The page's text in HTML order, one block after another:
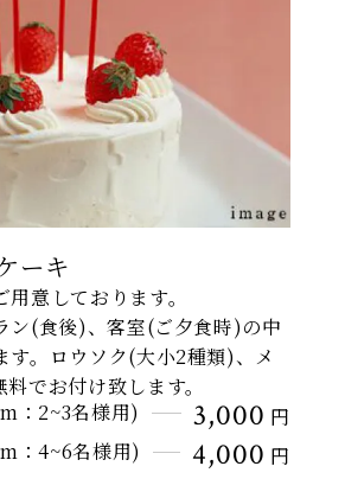
ーキ
意しております。
ン(食後)、客室(ご夕食時)の中
す。ロウソク(大小2種類)、メ
でお付け致します。
：2~3名様用)
3,000 円
：4~6名様用)
4,000 円
プ施設一覧